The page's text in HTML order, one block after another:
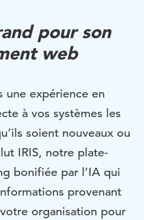
pour son
web
une expérience en
à vos systèmes les
soient nouveaux ou
IRIS, notre plate-
bonifiée par l’IA qui
provenant
organisation pour